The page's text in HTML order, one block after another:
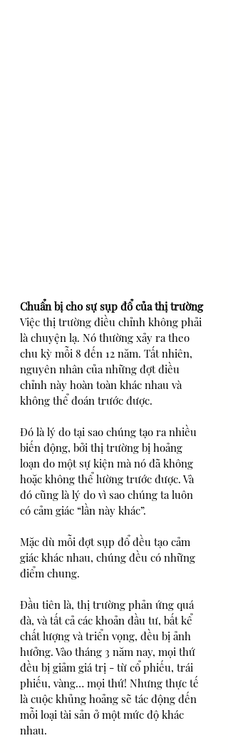
Chuẩn bị cho sự sụp đổ của thị trường
Việc thị trường điều chỉnh không phải
là chuyện lạ. Nó thường xảy ra theo
chu kỳ mỗi 8 đến 12 năm. Tất nhiên,
nguyên nhân của những đợt điều
chỉnh này hoàn toàn khác nhau và
không thể đoán trước được.
Đó là lý do tại sao chúng tạo ra nhiều
biến động, bởi thị trường bị hoảng
loạn do một sự kiện mà nó đã không
hoặc không thể lường trước được. Và
đó cũng là lý do vì sao chúng ta luôn
có cảm giác “lần này khác”.
Mặc dù mỗi đợt sụp đổ đều tạo cảm
giác khác nhau, chúng đều có những
điểm chung.
Đầu tiên là, thị trường phản ứng quá
đà, và tất cả các khoản đầu tư, bất kể
chất lượng và triển vọng, đều bị ảnh
hưởng. Vào tháng 3 năm nay, mọi thứ
đều bị giảm giá trị - từ cổ phiếu, trái
phiếu, vàng… mọi thứ! Nhưng thực tế
là cuộc khủng hoảng sẽ tác động đến
mỗi loại tài sản ở một mức độ khác
nhau.